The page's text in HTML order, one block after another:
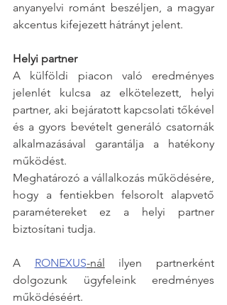
anyanyelvi románt beszéljen, a magyar
akcentus kifejezett hátrányt jelent.
Helyi partner
A külföldi piacon való eredményes
jelenlét kulcsa az elkötelezett, helyi
partner, aki bejáratott kapcsolati tőkével
és a gyors bevételt generáló csatornák
alkalmazásával garantálja a hatékony
működést.
Meghatározó a vállalkozás működésére,
hogy a fentiekben felsorolt alapvető
paramétereket ez a helyi partner
biztosítani tudja.
A RONEXUS-nál ilyen partnerként
dolgozunk ügyfeleink eredményes
működéséért.